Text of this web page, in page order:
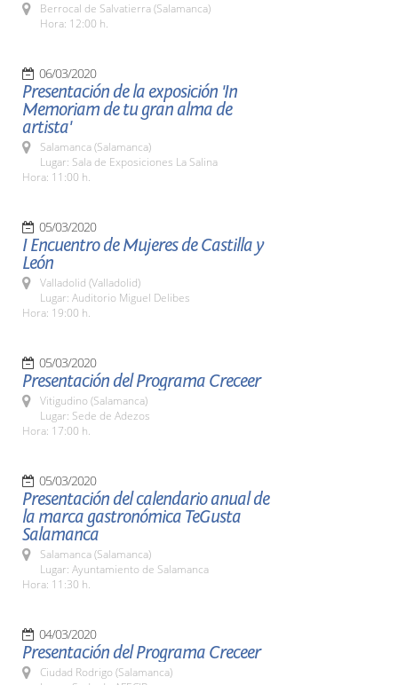
Berrocal de Salvatierra (Salamanca)
Hora: 12:00 h.
06/03/2020
Presentación de la exposición 'In
Memoriam de tu gran alma de
artista'
Salamanca (Salamanca)
Lugar: Sala de Exposiciones La Salina
Hora: 11:00 h.
05/03/2020
I Encuentro de Mujeres de Castilla y
León
Valladolid (Valladolid)
Lugar: Auditorio Miguel Delibes
Hora: 19:00 h.
05/03/2020
Presentación del Programa Creceer
Vitigudino (Salamanca)
Lugar: Sede de Adezos
Hora: 17:00 h.
05/03/2020
Presentación del calendario anual de
la marca gastronómica TeGusta
Salamanca
Salamanca (Salamanca)
Lugar: Ayuntamiento de Salamanca
Hora: 11:30 h.
04/03/2020
Presentación del Programa Creceer
Ciudad Rodrigo (Salamanca)